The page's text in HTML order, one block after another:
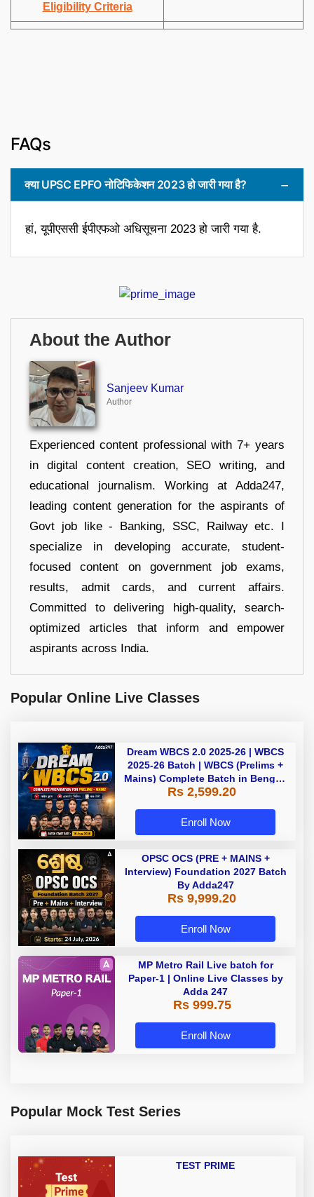
Eligibility Criteria
FAQs
क्या UPSC EPFO नोटिफिकेशन 2023 हो जारी गया है?
हां, यूपीएससी ईपीएफओ अधिसूचना 2023 हो जारी गया है.
About the Author
Sanjeev Kumar
Author
Experienced content professional with 7+ years
in digital content creation, SEO writing, and
educational journalism. Working at Adda247,
leading content generation for the aspirants of
Govt job like - Banking, SSC, Railway etc. I
specialize in developing accurate, student-
focused content on government job exams,
results, admit cards, and current affairs.
Committed to delivering high-quality, search-
optimized articles that inform and empower
aspirants across India.
Popular Online Live Classes
Dream WBCS 2.0 2025-26 | WBCS
2025-26 Batch | WBCS (Prelims +
Mains) Complete Batch in Bengali
| Online (Live+ Recorded) Classes
Rs 2,599.20
Enroll Now
OPSC OCS (PRE + MAINS +
Interview) Foundation 2027 Batch
By Adda247
Rs 9,999.20
Enroll Now
MP Metro Rail Live batch for
Paper-1 | Online Live Classes by
Adda 247
Rs 999.75
Enroll Now
Popular Mock Test Series
TEST PRIME